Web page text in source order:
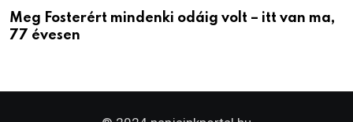
Meg Fosterért mindenki odáig volt – itt van ma,
77 évesen